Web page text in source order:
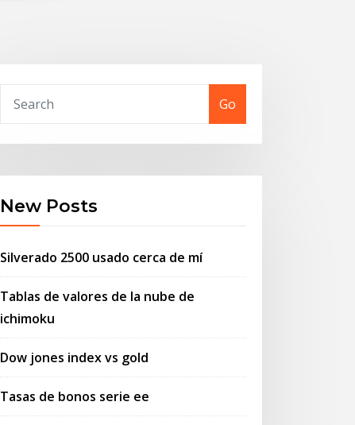
Go
New Posts
Silverado 2500 usado cerca de mí
Tablas de valores de la nube de
ichimoku
Dow jones index vs gold
Tasas de bonos serie ee